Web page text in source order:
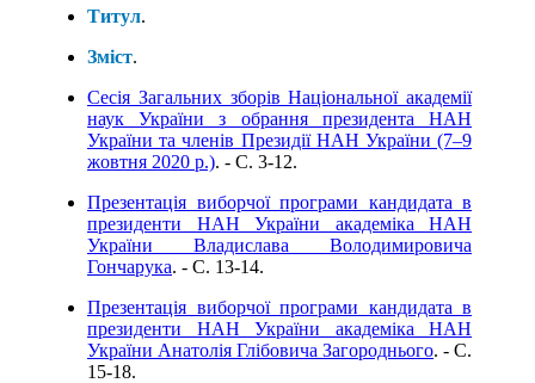
Титул.
Зміст.
Сесія Загальних зборів Національної академії
наук України з обрання президента НАН
України та членів Президії НАН України (7–9
жовтня 2020 р.). - C. 3-12.
Презентація виборчої програми кандидата в
президенти НАН України академіка НАН
України Владислава Володимировича
Гончарука. - C. 13-14.
Презентація виборчої програми кандидата в
президенти НАН України академіка НАН
України Анатолія Глібовича Загороднього. - C.
15-18.